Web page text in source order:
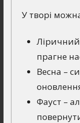
У творі
прагне
Весна –
Фауст –